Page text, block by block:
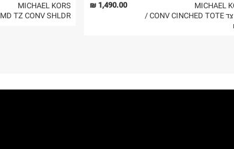
MICHAEL KORS
MD TZ CONV SHLDR תיק צד לנשים
1,490.00 ₪
MICHAEL
תיק צד CONV CINCHED TOTE /